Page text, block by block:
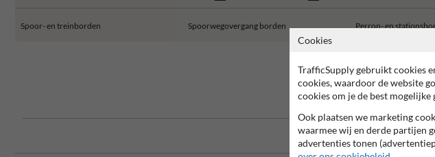
Spoor- en treinborden Spoorwegovergang borden Perron- en
Cookies
TrafficSupply gebruikt cookies
cookies, waardoor de website
cookies om je de best
Ook plaatsen we marketing
waarmee wij en derde partijen
advertenties tonen